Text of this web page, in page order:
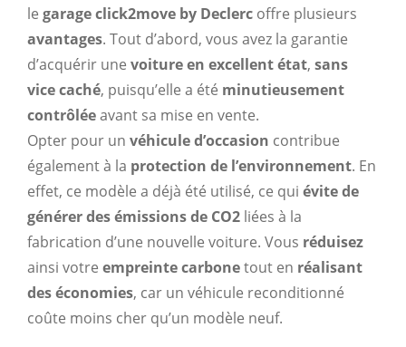
le garage click2move by Declerc offre plusieurs
avantages. Tout d’abord, vous avez la garantie
d’acquérir une voiture en excellent état, sans
vice caché, puisqu’elle a été minutieusement
contrôléeavant sa mise en vente.
Opter pour un véhicule d’occasion contribue
également à la protection de l’environnement. En
effet, ce modèle a déjà été utilisé, ce qui évite de
générer des émissions de CO2 liées à la
fabrication d’une nouvelle voiture. Vous réduisez
ainsi votre empreinte carbonetout en réalisant
des économies, car un véhicule reconditionné
coûte moins cher qu’un modèle neuf.